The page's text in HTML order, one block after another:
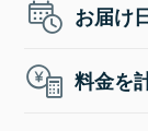
お届け
料金を